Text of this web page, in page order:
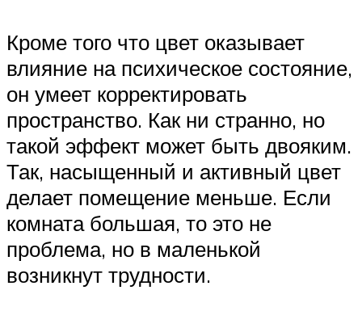
Кроме того что цвет оказывает
влияние на психическое состояние,
он умеет корректировать
пространство. Как ни странно, но
такой эффект может быть двояким.
Так, насыщенный и активный цвет
делает помещение меньше. Если
комната большая, то это не
проблема, но в маленькой
возникнут трудности.